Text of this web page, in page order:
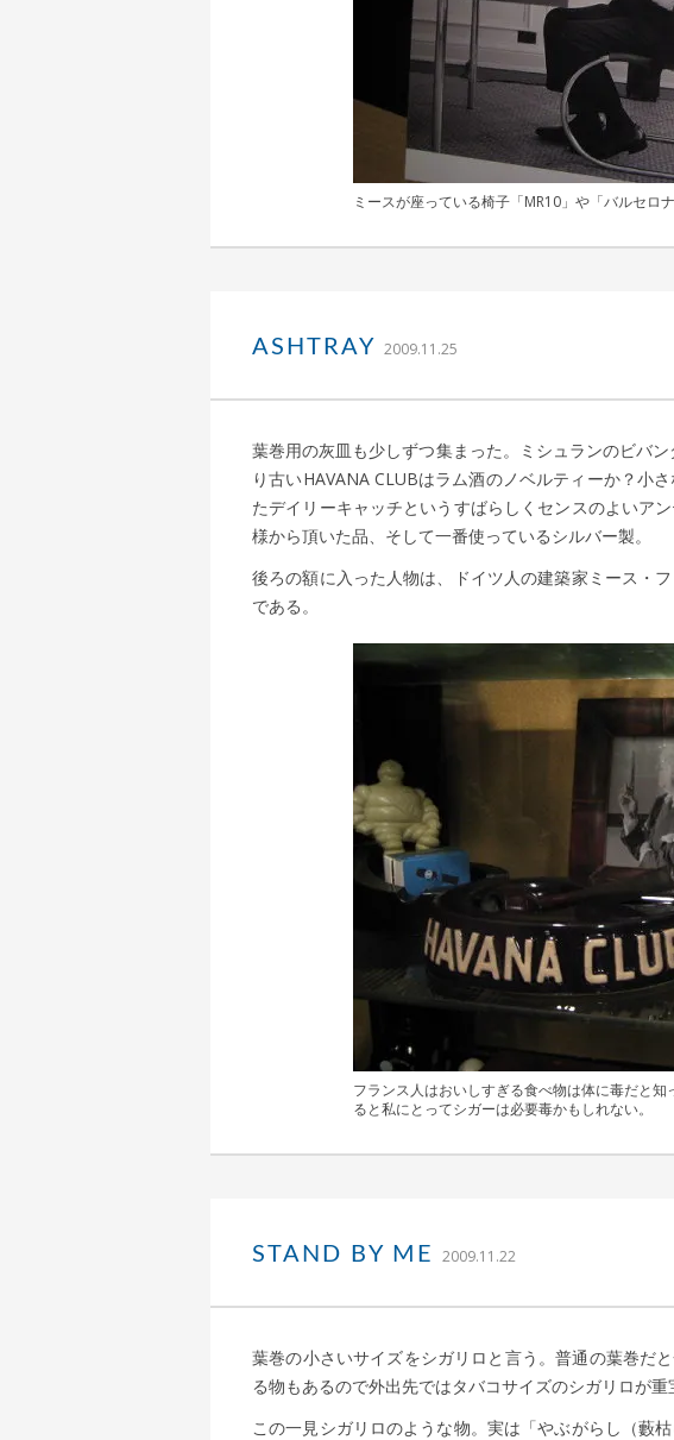
ミースが座っている椅子「MR10」や「バルセロ
ASHTRAY 2009.11.25
葉巻用の灰皿も少しずつ集まった。ミシュランのビバ
り古いHAVANA CLUBはラム酒のノベルティーか？小
たデイリーキャッチというすばらしくセンスのよいア
様から頂いた品、そして一番使っているシルバー製。
後ろの額に入った人物は、ドイツ人の建築家ミース・
である。
フランス人はおいしすぎる食べ物は体に毒だと
ると私にとってシガーは必要毒かもしれない。
STAND BY ME 2009.11.22
葉巻の小さいサイズをシガリロと言う。普通の葉巻だ
る物もあるので外出先ではタバコサイズのシガリロが重
この一見シガリロのような物。実は「やぶがらし（藪